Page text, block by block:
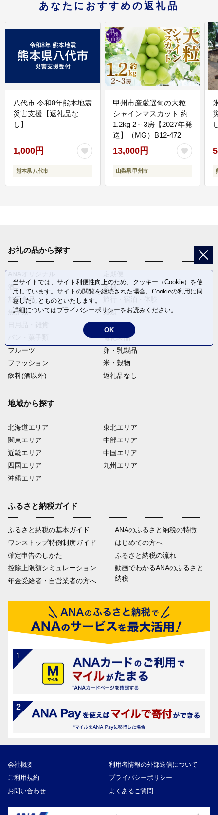
あなたにおすすめの返礼品
八代市 令和8年熊本地震
災害支援【返礼品な
し】
1,000円
熊本県 八代市
甲州市産厳選旬の大粒
シャインマスカット 約
1.2kg 2～3房【2027年発
送】（MG）B12-472
13,000円
山梨県 甲州市
お礼の品から探す
酒
肉類
加工食品
魚介類
麺類
電化製品
フルーツ
卵・乳製品
ファッション
米・穀物
飲料(酒以外)
返礼品なし
地域から探す
北海道エリア
関東エリア
近畿エリア
四国エリア
沖縄エリア
東北エリア
中部エリア
中国エリア
九州エリア
ふるさと納税ガイド
ふるさと納税の基本ガイド
ワンストップ特例制度ガイド
確定申告のしかた
控除上限額シミュレーション
年金受給者・自営業者の方へ
ANAのふるさと納税の特徴
はじめての方へ
ふるさと納税の流れ
動画でわかるANAのふるさと
納税
会社概要
利用者情報の外部送信について
ご利用規約
プライバシーポリシー
お問い合わせ
よくあるご質問
当サイトでは、サイト利便性向上のため、クッキー（Cookie）を使
用しています。サイトの閲覧を継続された場合、Cookieの利用に同
意したことものといたします。
詳細についてはプライバシーポリシーをお読みください。
OK